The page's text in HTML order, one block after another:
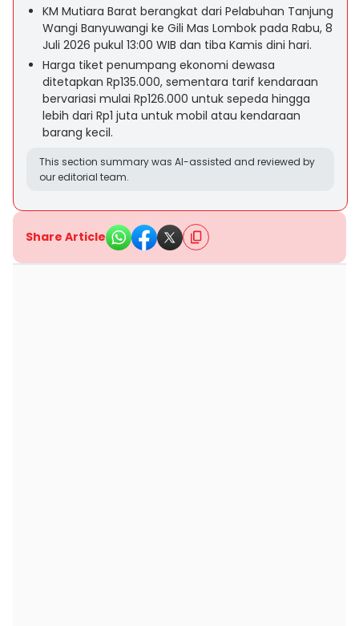
KM Mutiara Barat berangkat dari Pelabuhan Tanjung
Wangi Banyuwangi ke Gili Mas Lombok pada Rabu, 8
Juli 2026 pukul 13:00 WIB dan tiba Kamis dini hari.
Harga tiket penumpang ekonomi dewasa
ditetapkan Rp135.000, sementara tarif kendaraan
bervariasi mulai Rp126.000 untuk sepeda hingga
lebih dari Rp1 juta untuk mobil atau kendaraan
barang kecil.
This section summary was AI-assisted and reviewed by
our editorial team.
Share Article